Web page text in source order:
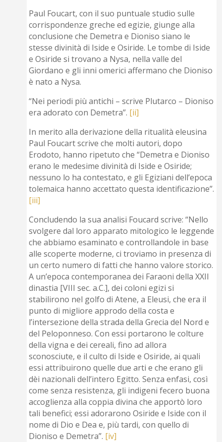
Paul Foucart, con il suo puntuale studio sulle
corrispondenze greche ed egizie, giunge alla
conclusione che Demetra e Dioniso siano le
stesse divinità di Iside e Osiride. Le tombe di Iside
e Osiride si trovano a Nysa, nella valle del
Giordano e gli inni omerici affermano che Dioniso
è nato a Nysa.
“Nei periodi più antichi – scrive Plutarco – Dioniso
era adorato con Demetra”. [ii]
In merito alla derivazione della ritualità eleusina
Paul Foucart scrive che molti autori, dopo
Erodoto, hanno ripetuto che “Demetra e Dioniso
erano le medesime divinità di Iside e Osiride;
nessuno lo ha contestato, e gli Egiziani dell’epoca
tolemaica hanno accettato questa identificazione”.
[iii]
Concludendo la sua analisi Foucard scrive: “Nello
svolgere dal loro apparato mitologico le leggende
che abbiamo esaminato e controllandole in base
alle scoperte moderne, ci troviamo in presenza di
un certo numero di fatti che hanno valore storico.
A un’epoca contemporanea dei Faraoni della XXII
dinastia [VIII sec. a.C.], dei coloni egizi si
stabilirono nel golfo di Atene, a Eleusi, che era il
punto di migliore approdo della costa e
l’intersezione della strada della Grecia del Nord e
del Peloponneso. Con essi portarono le colture
della vigna e dei cereali, fino ad allora
sconosciute, e il culto di Iside e Osiride, ai quali
essi attribuirono quelle due arti e che erano gli
dèi nazionali dell’intero Egitto. Senza enfasi, così
come senza resistenza, gli indigeni fecero buona
accoglienza alla coppia divina che apportò loro
tali benefici; essi adorarono Osiride e Iside con il
nome di Dio e Dea e, più tardi, con quello di
Dioniso e Demetra”. [iv]